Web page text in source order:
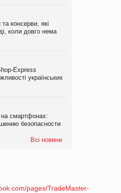
консерви, які
коли довго нема
Express
українських
смартфонах:
безопасности
Всі новини